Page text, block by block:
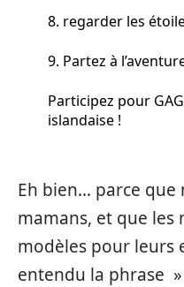
8. regarder les
9. Partez à
Participez pour
islandaise !
Eh bien… parce que
mamans, et que les
modèles pour leurs
entendu la phrase